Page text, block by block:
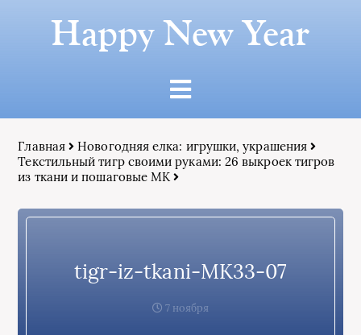
Happy New Year
Главная
Новогодняя елка: игрушки, украшения
Текстильный тигр своими руками: 26 выкроек тигров
из ткани и пошаговые МК
tigr-iz-tkani-MK33-07
7 ноября